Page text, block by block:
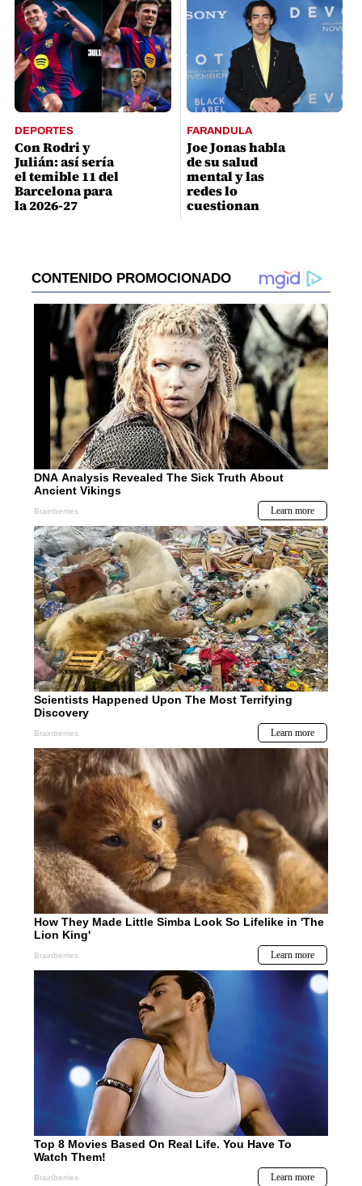
DEPORTES
Con Rodri y
Julián: así sería
el temible 11 del
Barcelona para
la 2026-27
FARANDULA
Joe Jonas habla
de su salud
mental y las
redes lo
cuestionan